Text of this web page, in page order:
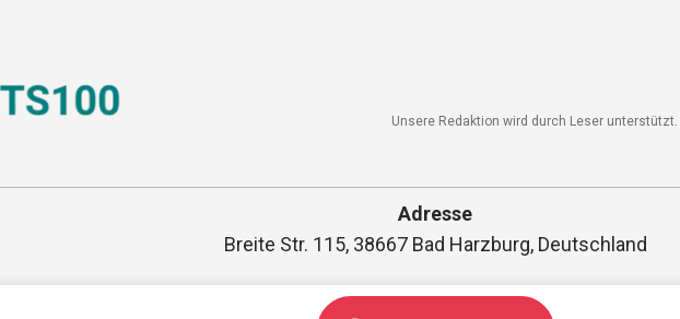
Unsere Redaktion wird durch Leser
Adresse
Breite Str. 115, 38667 Bad Harzburg, Deutschland